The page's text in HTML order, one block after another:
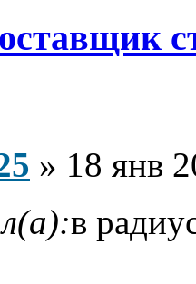
» 18 янв
в